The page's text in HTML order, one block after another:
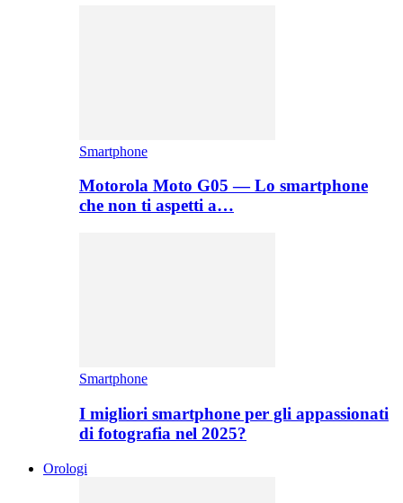
Smartphone
Motorola Moto G05 — Lo smartphone
che non ti aspetti a…
Smartphone
I migliori smartphone per gli appassionati
di fotografia nel 2025?
Orologi